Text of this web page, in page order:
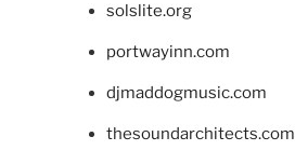
solslite.org
portwayinn.com
djmaddogmusic.com
thesoundarchitects.com